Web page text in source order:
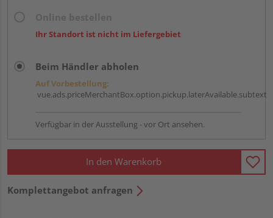
Ihr Standort ist nicht im Liefergebiet
Beim Händler abholen
Auf Vorbestellung:
vue.ads.priceMerchantBox.option.pickup.laterAvailable.subtext
Verfügbar in der Ausstellung - vor Ort ansehen.
In den Warenkorb
Komplettangebot anfragen